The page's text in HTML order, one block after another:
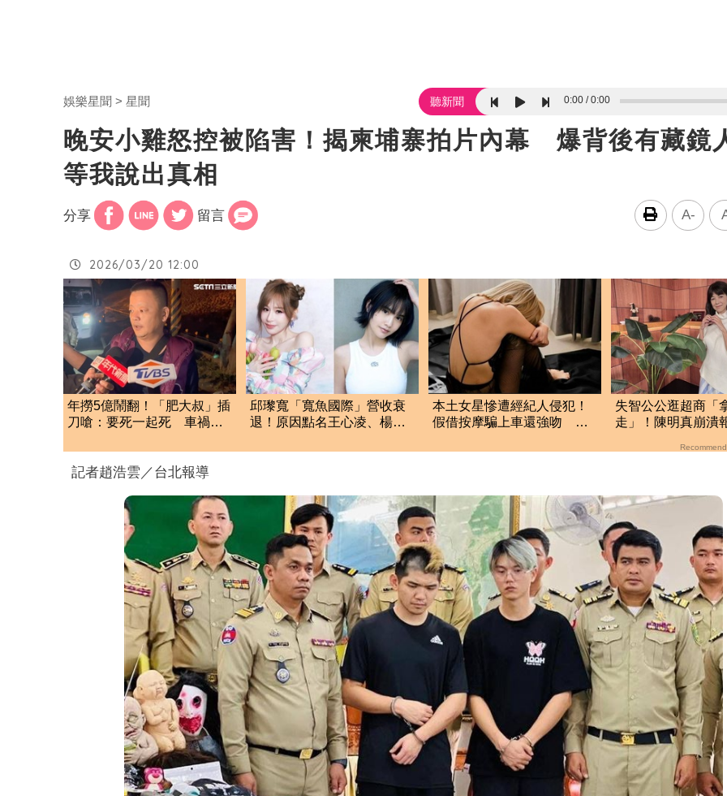
娛樂星聞 星聞 聽新聞 0:00 0:00
晚安小雞怒控被陷害！揭柬埔寨拍片內幕 爆背後有藏鏡
等我說出真相
分享 留言 A-
2026/03/20 12:00
年撈5億鬧翻！「肥大叔」插
刀嗆：要死一起死 車禍
邱瓈寬「寬魚國際」營收衰
退！原因點名王心凌、楊丞
本土女星慘遭經紀人侵犯！
假借按摩騙上車還強吻 他
失智公公逛超商「
走」！陳明真崩潰
記者趙浩雲／台北報導